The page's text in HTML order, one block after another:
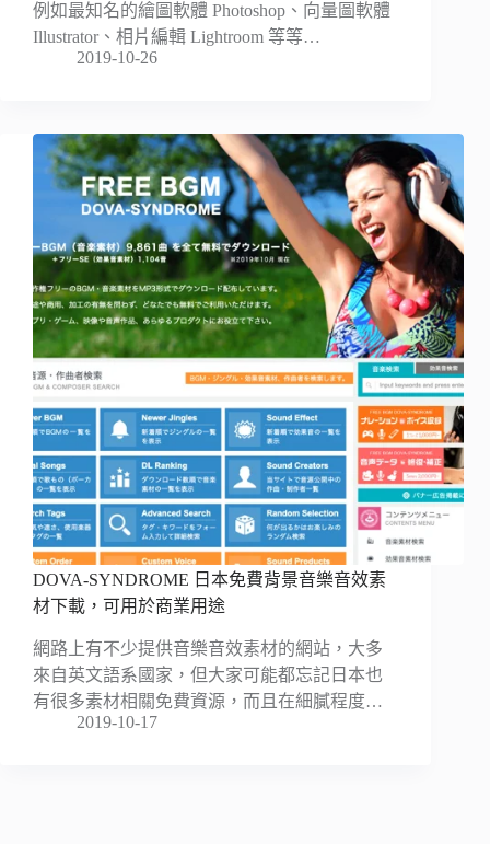
例如最知名的繪圖軟體 Photoshop、向量圖軟體
Illustrator、相片編輯 Lightroom 等等…
2019-10-26
DOVA-SYNDROME 日本免費背景音樂音效素
材下載，可用於商業用途
網路上有不少提供音樂音效素材的網站，大多
來自英文語系國家，但大家可能都忘記日本也
有很多素材相關免費資源，而且在細膩程度…
2019-10-17